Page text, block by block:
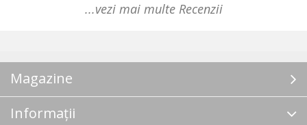
...vezi mai multe Recenzii
Magazine
Informații